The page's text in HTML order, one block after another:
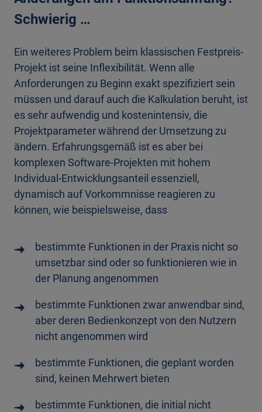
Schwierig …
Ein weiteres Problem beim klassischen Festpreis-
Projekt ist seine Inflexibilität. Wenn alle
Anforderungen zu Beginn exakt spezifiziert sein
müssen und darauf auch die Kalkulation beruht, ist
es sehr aufwendig und kostenintensiv, die
Projektparameter während der Umsetzung zu
ändern. Erfahrungsgemäß ist es aber bei
komplexen Software-Projekten mit hohem
Individual-Entwicklungsanteil essenziell,
dynamisch auf Vorkommnisse reagieren zu
können, wie beispielsweise, dass
bestimmte Funktionen in der Praxis nicht so
umsetzbar sind oder so funktionieren wie in
der Planung angenommen
bestimmte Funktionen zwar anwendbar sind,
aber deren Bedienkonzept von den Nutzern
nicht angenommen wird
bestimmte Funktionen, die geplant worden
sind, keinen Mehrwert bieten
bestimmte Funktionen, die initial nicht